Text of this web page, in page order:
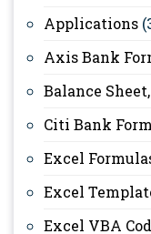
Applications
Axis Bank
Balance
Citi Bank
Excel
Excel
Excel VBA